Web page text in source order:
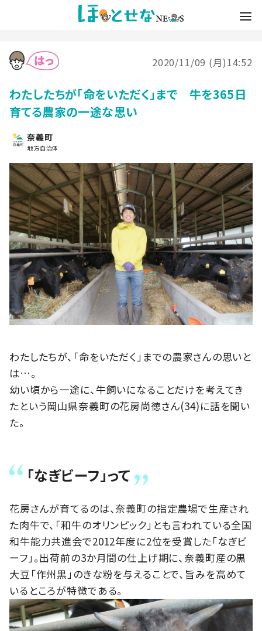
2020/11/09 (月)14:52
わたしたちが「命をいただく」まで 牛を365日
育てる農家の一途な思い
奈義町
地方自治体
わたしたちが、「命をいただく」までの農家さんの思いと
は…。
幼い頃から一途に、牛飼いになることだけを考えてき
たという岡山県奈義町の花房尚徳さん(34)に話を聞い
た。
「なぎビーフ」って
花房さんが育てるのは、奈義町の指定農場で生産され
た肉牛で、「和牛のオリンピック」とも言われている全国
和牛能力共進会で2012年度に2位を受賞した「なぎビ
ーフ」。出荷前の3か月間の仕上げ期に、奈義町産の黒
大豆「作州黒」のきな粉を与えることで、旨みを高めて
いるところが特徴である。